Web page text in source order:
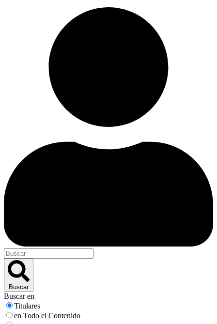
Buscar
Buscar en
Titulares
en Todo el Contenido